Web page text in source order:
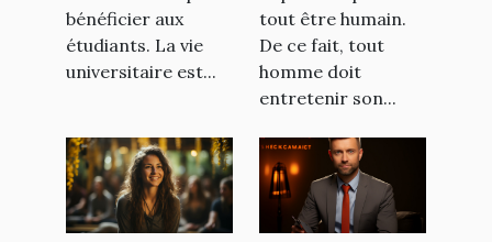
bénéficier aux
étudiants. La vie
universitaire est...
tout être humain.
De ce fait, tout
homme doit
entretenir son...